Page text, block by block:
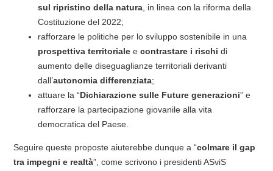
sul ripristino della natura , in linea con la riforma della
Costituzione del 2022;
rafforzare le politiche per lo sviluppo sostenibile in una
prospettiva territoriale e contrastare i rischi di
aumento delle diseguaglianze territoriali derivanti
dall’autonomia differenziata;
attuare la “Dichiarazione sulle Future generazioni” e
rafforzare la partecipazione giovanile alla vita
democratica del Paese.
Seguire queste proposte aiuterebbe dunque a “colmare il gap
tra impegni e realtà”, come scrivono i presidenti ASviS